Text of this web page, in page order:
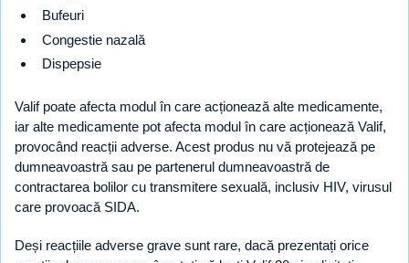
Bufeuri
Congestie nazală
Dispepsie
Valif poate afecta modul în care acționează alte medicamente,
iar alte medicamente pot afecta modul în care acționează Valif,
provocând reacții adverse. Acest produs nu vă protejează pe
dumneavoastră sau pe partenerul dumneavoastră de
contractarea bolilor cu transmitere sexuală, inclusiv HIV, virusul
care provoacă SIDA.
Deși reacțiile adverse grave sunt rare, dacă prezentați orice